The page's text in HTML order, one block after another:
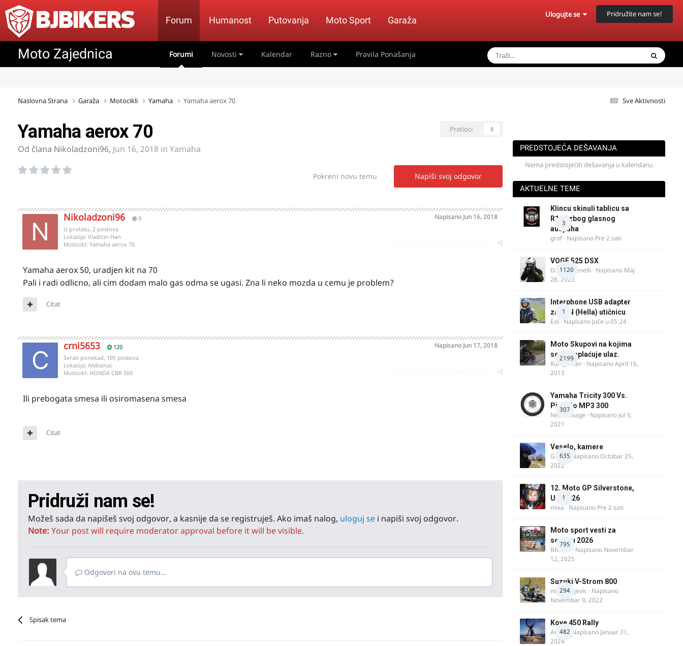
Forum Humanost Putovanja Moto Sport Garaža
Ulogujte se Pridružite nam se!
Moto Zajednica Forumi Novosti Kalendar Razno Pravila Ponašanja
Sve Aktivnosti
Naslovna Strana Garaža Motocikli Yamaha Yamaha aerox 70
Pratioci 0
Yamaha aerox 70
Od člana Nikoladzoni96, Jun 16, 2018 in Yamaha
Napiši svoj odgovor
Pokreni novu temu
Nikoladzoni96 0 Napisano Jun 16, 2018
U prolazu, 2 postova
Lokacija: Vladicin Han
Motocikl: Yamaha aerox 70
Yamaha aerox 50, uradjen kit na 70
Pali i radi odlicno, ali cim dodam malo gas odma se ugasi. Zna li neko mozda u cemu je problem?
Citat
crni5653 120 Napisano Jun 17, 2018
Svrati ponekad, 105 postova
Lokacija: Aleksinac
Motocikl: HONDA CBR 500
Ili prebogata smesa ili osiromasena smesa
Citat
Pridruži nam se!
Možeš sada da napišeš svoj odgovor, a kasnije da se registruješ. Ako imaš nalog, uloguj se i napiši svoj odgovor.
Note: Your post will require moderator approval before it will be visible.
Odgovori na ovu temu...
Spisak tema
PREDSTOJEĆA DEŠAVANJA
Nema predstojećih dešavanja u kalendaru.
AKTUELNE TEME
3
Klincu skinuli tablicu sa
R125 zbog glasnog
auspuha
grof· Napisano Pre 2 sati
1120
VOGE 525 DSX
DraganBenelli · Napisano Maj
28, 2023
1
Interphone USB adapter
za DIN (Hella) utičnicu
Eol · Napisano Juče u 05:24
2199
Moto Skupovi na kojima
se ne naplaćuje ulaz.
Kum_Mixer · NapisanoApril 16,
2013
307
Yamaha Tricity 300 Vs.
Piaggio MP3 300
Nesasavage · Napisano Jul 3,
2021
635
Veselo, kamere
GR 46· NapisanoOctobar 25,
2022
1
12. Moto GP Silverstone,
UK, 2026
mixa · Napisano Pre 2 sati
795
Moto sport vesti za
sezonu 2026
BRACO · Napisano Novembar
12, 2025
294
Suzuki V-Strom 800
m.milivojevic · Napisano
Novembar 9, 2022
482
Kove 450 Rally
AnteK· Napisano Januar 31,
2024